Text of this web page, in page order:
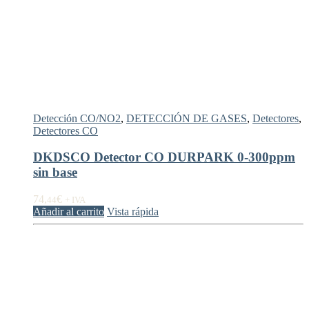
Detección CO/NO2, DETECCIÓN DE GASES, Detectores,
Detectores CO
DKDSCO Detector CO DURPARK 0-300ppm
sin base
74,44€ + IVA
Añadir al carrito Vista rápida